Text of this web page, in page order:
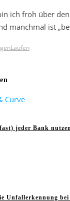
ich froh über
manchmal ist
Laufen
jeder Bank nutzen
Unfallerkennung bei